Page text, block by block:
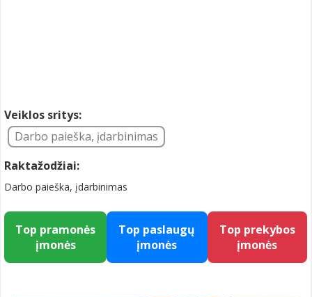
Veiklos sritys:
Darbo paieška, įdarbinimas
Raktažodžiai:
Darbo paieška, įdarbinimas
Top pramonės
įmonės
Top paslaugų
įmonės
Top prekybos
įmonės